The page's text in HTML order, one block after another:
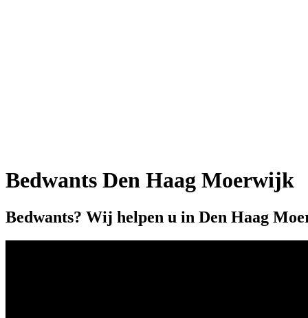
Bedwants Den Haag Moerwijk
Bedwants? Wij helpen u in Den Haag